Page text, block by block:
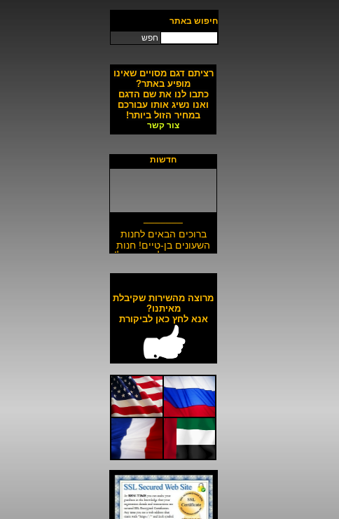
חיפוש באתר
חפש
רציתם דגם מסויים שאינו
מופיע באתר?
כתבו לנו את שם הדגם
ואנו נשיג אותו עבורכם
במחיר הזול ביותר!
צור קשר
חדשות
_______
ברוכים הבאים לחנות
השעונים בן-טיים! חנות
השעונים הזולה בישראל!
__________________
כל השעונים באתר עד 6
תשלומים ללא ריבית!
__________________
האתר מאובטח בהצפנת
SSL מתקדמת
מרוצה מהשירות שקיבלת
מאיתנו?
אנא לחץ כאן לביקורת